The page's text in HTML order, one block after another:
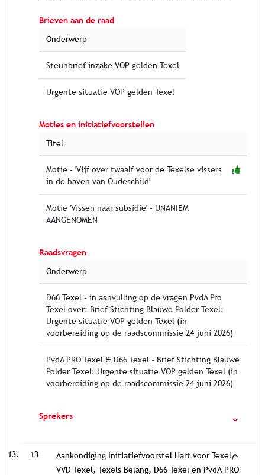
Brieven aan de raad
Onderwerp
Steunbrief inzake VOP gelden Texel
Urgente situatie VOP gelden Texel
Moties en initiatiefvoorstellen
Titel
Motie - 'Vijf over twaalf voor de Texelse vissers
in de haven van Oudeschild'
Motie 'Vissen naar subsidie' - UNANIEM
AANGENOMEN
Raadsvragen
Onderwerp
D66 Texel - in aanvulling op de vragen PvdA Pro
Texel over: Brief Stichting Blauwe Polder Texel:
Urgente situatie VOP gelden Texel (in
voorbereiding op de raadscommissie 24 juni 2026)
PvdA PRO Texel & D66 Texel - Brief Stichting Blauwe
Polder Texel: Urgente situatie VOP gelden Texel (in
voorbereiding op de raadscommissie 24 juni 2026)
Sprekers
13
Aankondiging Initiatiefvoorstel Hart voor Texel,
VVD Texel, Texels Belang, D66 Texel en PvdA PRO